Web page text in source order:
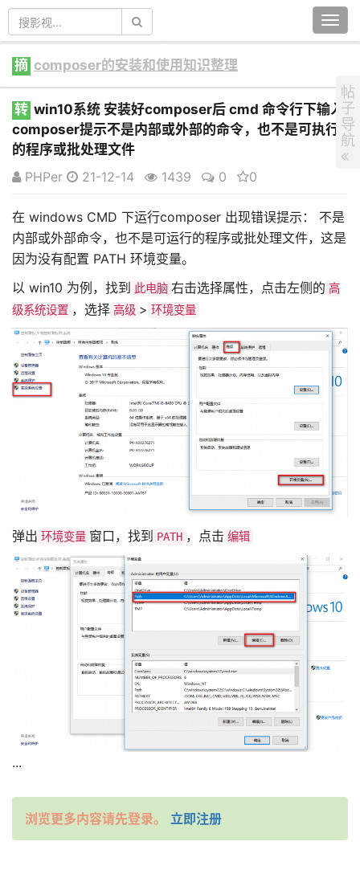
摘 composer的安装和使用知识整理
转 win10系统 安装好composer后 cmd 命令行下输入
composer提示不是内部或外部的命令，也不是可执行
的程序或批处理文件
PHPer
21-12-14 1439 0 0
在 windows CMD 下运行composer 出现错误提示： 不是
内部或外部命令，也不是可运行的程序或批处理文件，这是
因为没有配置 PATH 环境变量。
以 win10 为例，找到 此电脑 右击选择属性，点击左侧的 高
级系统设置 ，选择 高级 > 环境变量
弹出 环境变量 窗口，找到 PATH ，点击 编辑
...
浏览更多内容请先登录。 立即注册
帖
子
导
航